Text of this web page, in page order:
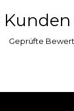
Geprüfte